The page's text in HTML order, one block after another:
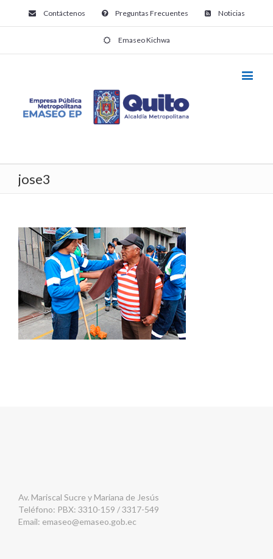
Contáctenos Preguntas Frecuentes Noticias
Emaseo Kichwa
jose3
Av. Mariscal Sucre y Mariana de Jesús
Teléfono: PBX: 3310-159 / 3317-549
Email: emaseo@emaseo.gob.ec